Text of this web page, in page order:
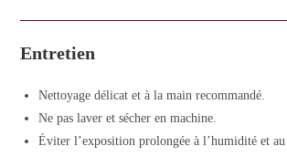
Entretien
Nettoyage délicat et à la main recommandé.
Ne pas laver et sécher en machine.
Éviter l’exposition prolongée à l’humidité et